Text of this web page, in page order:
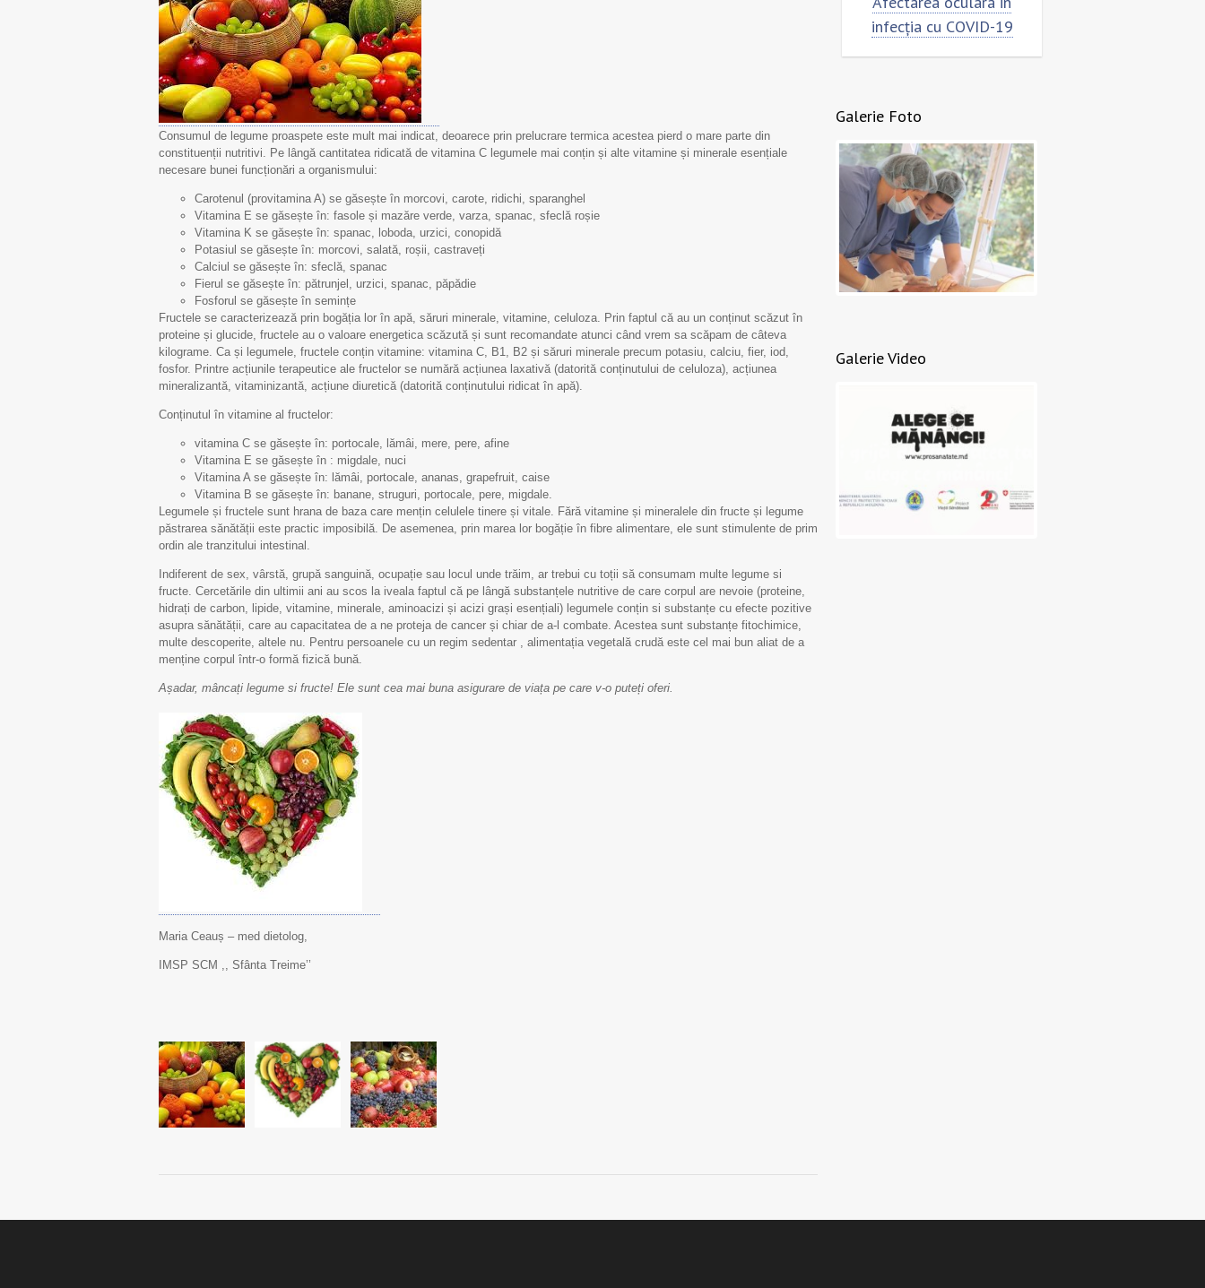
Consumul de legume proaspete este mult mai indicat, deoarece prin prelucrare termica acestea pierd o mare parte din
constituenții nutritivi. Pe lângă cantitatea ridicată de vitamina C legumele mai conțin și alte vitamine și minerale esențiale
necesare bunei funcționări a organismului:
Carotenul (provitamina A) se găsește în morcovi, carote, ridichi, sparanghel
Vitamina E se găsește în: fasole și mazăre verde, varza, spanac, sfeclă roșie
Vitamina K se găsește în: spanac, loboda, urzici, conopidă
Potasiul se găsește în: morcovi, salată, roșii, castraveți
Calciul se găsește în: sfeclă, spanac
Fierul se găsește în: pătrunjel, urzici, spanac, păpădie
Fosforul se găsește în semințe
Fructele se caracterizează prin bogăția lor în apă, săruri minerale, vitamine, celuloza. Prin faptul că au un conținut scăzut în
proteine și glucide, fructele au o valoare energetica scăzută și sunt recomandate atunci când vrem sa scăpam de câteva
kilograme. Ca și legumele, fructele conțin vitamine: vitamina C, B1, B2 și săruri minerale precum potasiu, calciu, fier, iod,
fosfor. Printre acțiunile terapeutice ale fructelor se numără acțiunea laxativă (datorită conținutului de celuloza), acțiunea
mineralizantă, vitaminizantă, acțiune diuretică (datorită conținutului ridicat în apă).
Conținutul în vitamine al fructelor:
vitamina C se găsește în: portocale, lămâi, mere, pere, afine
Vitamina E se găsește în : migdale, nuci
Vitamina A se găsește în: lămâi, portocale, ananas, grapefruit, caise
Vitamina B se găsește în: banane, struguri, portocale, pere, migdale.
Legumele și fructele sunt hrana de baza care mențin celulele tinere și vitale. Fără vitamine și mineralele din fructe și legume
păstrarea sănătății este practic imposibilă. De asemenea, prin marea lor bogăție în fibre alimentare, ele sunt stimulente de prim
ordin ale tranzitului intestinal.
Indiferent de sex, vârstă, grupă sanguină, ocupație sau locul unde trăim, ar trebui cu toții să consumam multe legume si
fructe. Cercetările din ultimii ani au scos la iveala faptul că pe lângă substanțele nutritive de care corpul are nevoie (proteine,
hidrați de carbon, lipide, vitamine, minerale, aminoacizi și acizi grași esențiali) legumele conțin si substanțe cu efecte pozitive
asupra sănătății, care au capacitatea de a ne proteja de cancer și chiar de a-l combate. Acestea sunt substanțe fitochimice,
multe descoperite, altele nu. Pentru persoanele cu un regim sedentar , alimentația vegetală crudă este cel mai bun aliat de a
menține corpul într-o formă fizică bună.
Așadar, mâncați legume si fructe! Ele sunt cea mai buna asigurare de viața pe care v-o puteți oferi.
Maria Ceauș – med dietolog,
IMSP SCM ,, Sfânta Treime’’
infecția cu COVID-19
Galerie Foto
Galerie Video